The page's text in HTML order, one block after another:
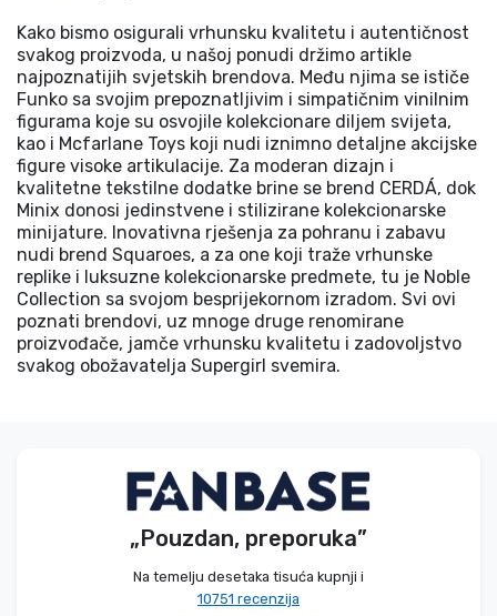
Kako bismo osigurali vrhunsku kvalitetu i autentičnost
svakog proizvoda, u našoj ponudi držimo artikle
najpoznatijih svjetskih brendova. Među njima se ističe
Funko sa svojim prepoznatljivim i simpatičnim vinilnim
figurama koje su osvojile kolekcionare diljem svijeta,
kao i Mcfarlane Toys koji nudi iznimno detaljne akcijske
figure visoke artikulacije. Za moderan dizajn i
kvalitetne tekstilne dodatke brine se brend CERDÁ, dok
Minix donosi jedinstvene i stilizirane kolekcionarske
minijature. Inovativna rješenja za pohranu i zabavu
nudi brend Squaroes, a za one koji traže vrhunske
replike i luksuzne kolekcionarske predmete, tu je Noble
Collection sa svojom besprijekornom izradom. Svi ovi
poznati brendovi, uz mnoge druge renomirane
proizvođače, jamče vrhunsku kvalitetu i zadovoljstvo
svakog obožavatelja Supergirl svemira.
„Pouzdan, preporuka”
Na temelju desetaka tisuća kupnji i
10751 recenzija